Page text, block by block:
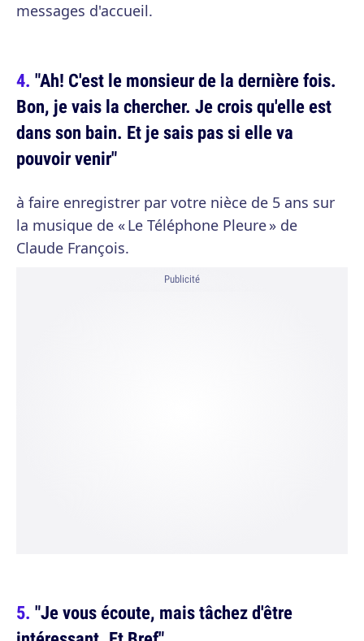
messages d'accueil.
"Ah! C'est le monsieur de la dernière fois.
Bon, je vais la chercher. Je crois qu'elle est
dans son bain. Et je sais pas si elle va
pouvoir venir"
à faire enregistrer par votre nièce de 5 ans sur
la musique de « Le Téléphone Pleure » de
Claude François.
Publicité
"Je vous écoute, mais tâchez d'être